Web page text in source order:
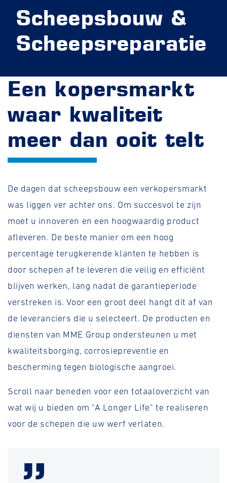
Scheepsbouw &
Scheepsreparatie
Een kopersmarkt
waar kwaliteit
meer dan ooit telt
De dagen dat scheepsbouw een verkopersmarkt
was liggen ver achter ons. Om succesvol te zijn
moet u innoveren en een hoogwaardig product
afleveren. De beste manier om een hoog
percentage terugkerende klanten te hebben is
door schepen af te leveren die veilig en efficiënt
blijven werken, lang nadat de garantieperiode
verstreken is. Voor een groot deel hangt dit af van
de leveranciers die u selecteert. De producten en
diensten van MME Group ondersteunen u met
kwaliteitsborging, corrosiepreventie en
bescherming tegen biologische aangroei.
Scroll naar beneden voor een totaaloverzicht van
wat wij u bieden om "A Longer Life" te realiseren
voor de schepen die uw werf verlaten.